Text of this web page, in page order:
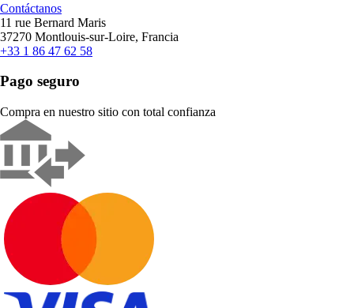
Contáctanos
11 rue Bernard Maris
37270 Montlouis-sur-Loire, Francia
+33 1 86 47 62 58
Pago seguro
Compra en nuestro sitio con total confianza